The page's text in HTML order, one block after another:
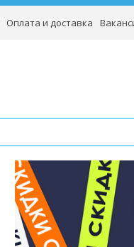
Оплата и доставка